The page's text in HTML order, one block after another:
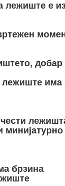
лежиште е
има
брзина